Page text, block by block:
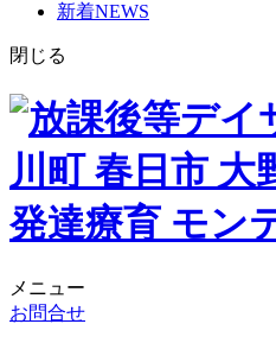
新着NEWS
閉じる
メニュー
お問合せ